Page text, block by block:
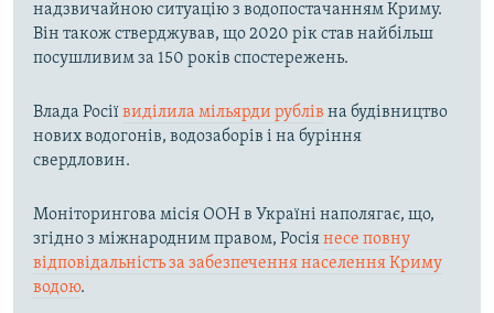
надзвичайною ситуацію з водопостачанням Криму.
Він також стверджував, що 2020 рік став найбільш
посушливим за 150 років спостережень.
Влада Росіївиділила мільярди рублів на будівництво
нових водогонів, водозаборів і на буріння
свердловин.
Моніторингова місія ООН в Україні наполягає, що,
згідно з міжнародним правом, Росіянесе повну
відповідальність за забезпечення населення Криму
водою.